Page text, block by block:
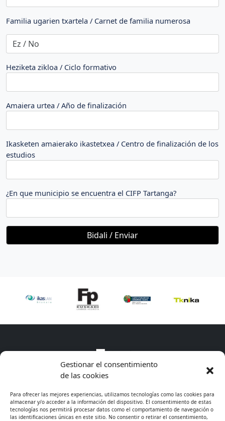
Gestionar el consentimiento
de las cookies
Para ofrecer las mejores experiencias, utilizamos tecnologías como las cookies para
almacenar y/o acceder a la información del dispositivo. El consentimiento de estas
tecnologías nos permitirá procesar datos como el comportamiento de navegación o
las identificaciones únicas en este sitio. No consentir o retirar el consentimiento,
Familia ugarien txartela / Carnet de familia numerosa
Heziketa zikloa / Ciclo formativo
Amaiera urtea / Año de finalización
Ikasketen amaierako ikastetxea / Centro de finalización de los
estudios
¿En que municipio se encuentra el CIFP Tartanga?